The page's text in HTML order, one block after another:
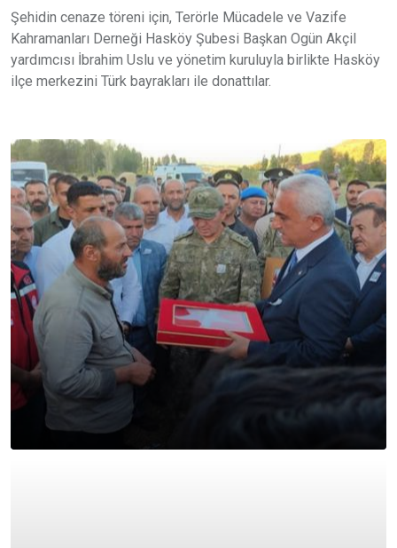
Şehidin cenaze töreni için, Terörle Mücadele ve Vazife
Kahramanları Derneği Hasköy Şubesi Başkan Ogün Akçil
yardımcısı İbrahim Uslu ve yönetim kuruluyla birlikte Hasköy
ilçe merkezini Türk bayrakları ile donattılar.